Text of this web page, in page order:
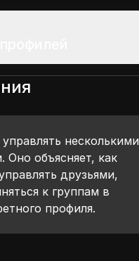
несколькими
Оно объясняет, как
друзьями,
к группам в
профиля.